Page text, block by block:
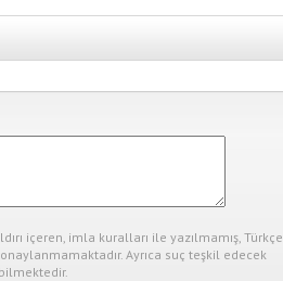
içeren, imla kuralları ile yazılmamış, Türkçe
Ayrıca suç teşkil edecek